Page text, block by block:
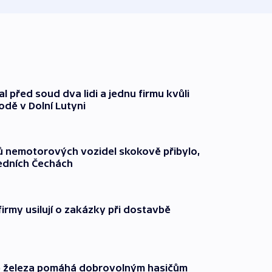
před soud dva lidi a jednu firmu kvůli
v Dolní Lutyni
nemotorových vozidel skokově přibylo,
Čechách
usilují o zakázky při dostavbě
železa pomáhá dobrovolným hasičům